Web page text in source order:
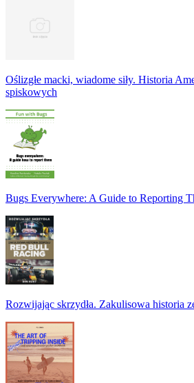
Oślizgłe macki, wiadome siły. Historia
spiskowych
Bugs Everywhere: A Guide to Reporting
Rozwijając skrzydła. Zakulisowa historia